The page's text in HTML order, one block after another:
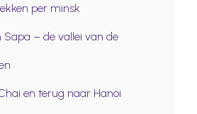
per minsk
Sapa – de vallei van de
en terug naar Hanoi